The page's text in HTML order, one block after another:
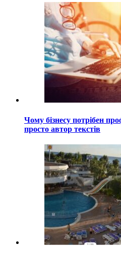
Чому бізнесу потрібен
просто автор текстів